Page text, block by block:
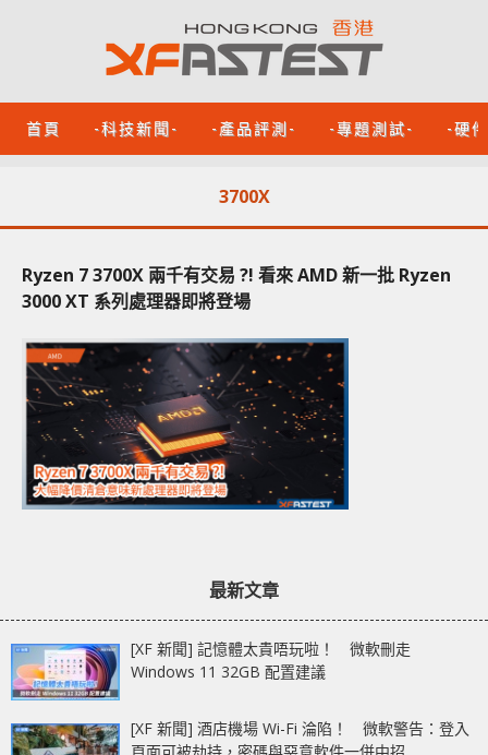
首頁 -科技新聞- -產品評測- -專題測試- -硬
3700X
Ryzen 7 3700X 兩千有交易 ?! 看來 AMD 新一批 Ryzen
3000 XT 系列處理器即將登場
最新文章
[XF 新聞] 記憶體太貴唔玩啦！ 微軟刪走
Windows 11 32GB 配置建議
[XF 新聞] 酒店機場 Wi-Fi 淪陷！ 微軟警告：登入